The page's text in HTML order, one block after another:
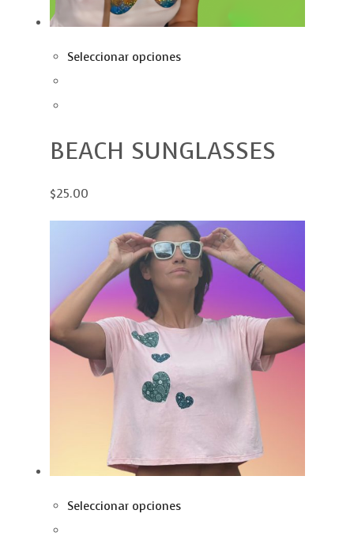
Seleccionar opciones
BEACH SUNGLASSES
$25.00
Seleccionar opciones